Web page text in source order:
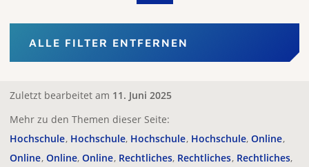
ALLE FILTER ENTFERNEN
Zuletzt bearbeitet am 11. Juni 2025
Mehr zu den Themen dieser Seite:
Hochschule Hochschule Hochschule Hochschule Online
Online Online Online Rechtliches Rechtliches Rechtliches